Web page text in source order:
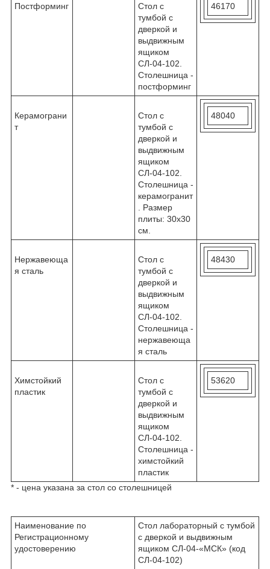
Постформинг
Стол с
тумбой с
дверкой и
выдвижным
ящиком
СЛ-04-102.
Столешница -
постформинг
46170
Керамограни
т
Стол с
тумбой с
дверкой и
выдвижным
ящиком
СЛ-04-102.
Столешница -
керамогранит
. Размер
плиты: 30х30
см.
48040
Нержавеюща
я сталь
Стол с
тумбой с
дверкой и
выдвижным
ящиком
СЛ-04-102.
Столешница -
нержавеюща
я сталь
48430
Химстойкий
пластик
Стол с
тумбой с
дверкой и
выдвижным
ящиком
СЛ-04-102.
Столешница -
химстойкий
пластик
53620
* - цена указана за стол со столешницей
Наименование по
Регистрационному
удостоверению
Стол лабораторный с тумбой
с дверкой и выдвижным
ящиком СЛ-04-«МСК» (код
СЛ-04-102)